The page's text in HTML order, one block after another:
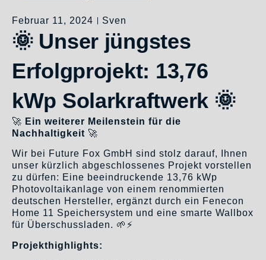
Februar 11, 2024 Sven
🌞 Unser jüngstes
Erfolgprojekt: 13,76
kWp Solarkraftwerk 🌞
🚀 Ein weiterer Meilenstein für die
Nachhaltigkeit 🚀
Wir bei Future Fox GmbH sind stolz darauf, Ihnen
unser kürzlich abgeschlossenes Projekt vorstellen
zu dürfen: Eine beeindruckende 13,76 kWp
Photovoltaikanlage von einem renommierten
deutschen Hersteller, ergänzt durch ein Fenecon
Home 11 Speichersystem und eine smarte Wallbox
für Überschussladen. 🌱⚡
Projekthighlights: